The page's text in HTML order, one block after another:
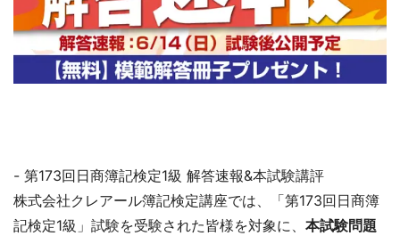
- 第173回日商簿記検定1級 解答速報&本試験講評
株式会社クレアール簿記検定講座では、「第173回日商簿
記検定1級」試験を受験された皆様を対象に、 本試験問題